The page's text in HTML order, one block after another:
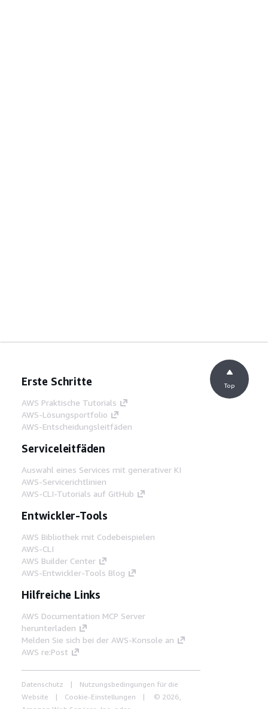
Erste Schritte
AWS Praktische Tutorials
AWS-Lösungsportfolio
AWS-Entscheidungsleitfäden
Serviceleitfäden
Auswahl eines Services mit generativer KI
AWS-Servicerichtlinien
AWS-CLI-Tutorials auf GitHub
Entwickler-Tools
AWS Bibliothek mit Codebeispielen
AWS-CLI
AWS Builder Center
AWS-Entwickler-Tools Blog
Hilfreiche Links
AWS Documentation MCP Server
herunterladen
Melden Sie sich bei der AWS-Konsole an
AWS re:Post
Datenschutz
Nutzungsbedingungen für die
Website
Cookie-Einstellungen
© 2026,
Top